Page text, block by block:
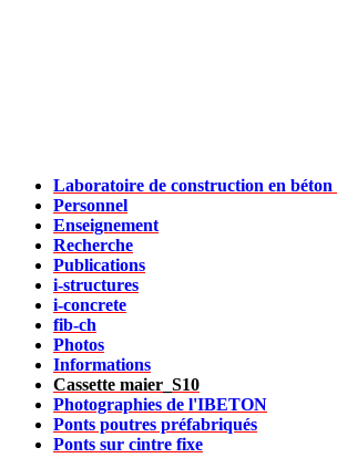
Laboratoire de construction en
Personnel
Enseignement
Recherche
Publications
i-structures
i-concrete
fib-ch
Photos
Informations
Cassette maier_S10
Photographies de l'IBETON
Ponts poutres préfabriqués
Ponts sur cintre fixe